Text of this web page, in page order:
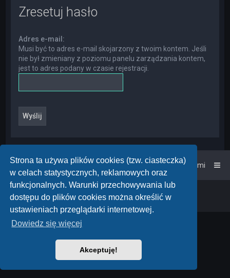
Strona ta używa plików cookies (tzw. ciasteczka)
w celach statystycznych, reklamowych oraz
funkcjonalnych. Warunki przechowywania lub
dostępu do plików cookies można określić w
ustawieniach przeglądarki internetowej.
Dowiedz się więcej
Akceptuję!
Zresetuj hasło
Adres e-mail:
Musi być to adres e-mail skojarzony z twoim kontem. Jeśli
nie był zmieniany z poziomu panelu zarządzania kontem,
jest to adres podany w czasie rejestracji.
Strona główna Kontakt z nami
Powered by phpBB • Design by
PlanetStyles
Polski pakiet językowy dostarczaphpBB.pl